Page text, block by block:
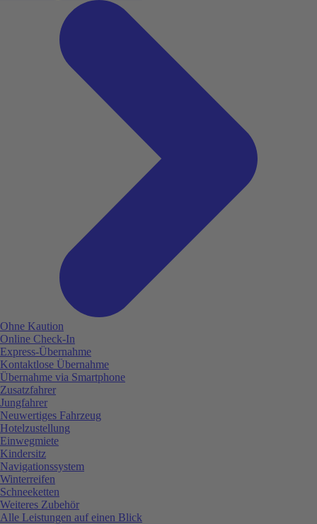
Ohne Kaution
Online Check-In
Express-Übernahme
Kontaktlose Übernahme
Übernahme via Smartphone
Zusatzfahrer
Jungfahrer
Neuwertiges Fahrzeug
Hotelzustellung
Einwegmiete
Kindersitz
Navigationssystem
Winterreifen
Schneeketten
Weiteres Zubehör
Alle Leistungen auf einen Blick